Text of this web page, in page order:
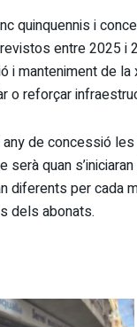
quinquennis i
entre 2025 i
i manteniment de
o reforçar
de concessió
quan
diferents per cada
dels abonats.